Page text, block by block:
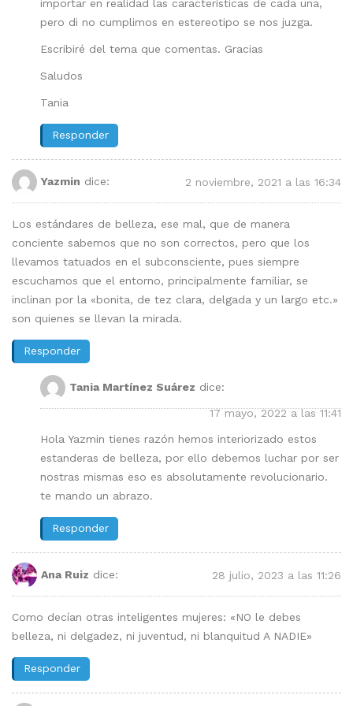
importar en realidad las características de cada una,
pero di no cumplimos en estereotipo se nos juzga.
Escribiré del tema que comentas. Gracias
Saludos
Tania
Responder
Yazmin dice: 2 noviembre, 2021 a las 16:34
Los estándares de belleza, ese mal, que de manera
conciente sabemos que no son correctos, pero que los
llevamos tatuados en el subconsciente, pues siempre
escuchamos que el entorno, principalmente familiar, se
inclinan por la «bonita, de tez clara, delgada y un largo etc.»
son quienes se llevan la mirada.
Responder
Tania Martínez Suárez dice:
17 mayo, 2022 a las 11:41
Hola Yazmin tienes razón hemos interiorizado estos
estanderas de belleza, por ello debemos luchar por ser
nostras mismas eso es absolutamente revolucionario.
te mando un abrazo.
Responder
Ana Ruiz dice: 28 julio, 2023 a las 11:26
Como decían otras inteligentes mujeres: «NO le debes
belleza, ni delgadez, ni juventud, ni blanquitud A NADIE»
Responder